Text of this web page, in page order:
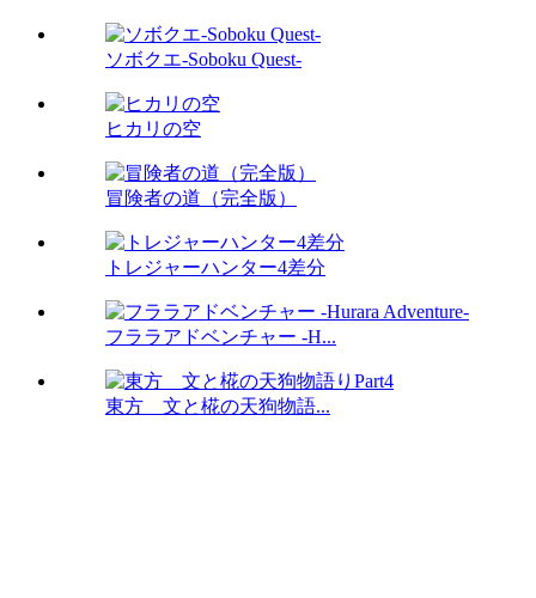
ソボクエ-Soboku Quest-
ヒカリの空
冒険者の道（完全版）
トレジャーハンター4差分
フララアドベンチャー -H...
東方 文と椛の天狗物語...